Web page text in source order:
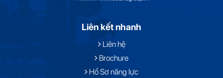
Liên kết nhanh
Liên hệ
Brochure
Hồ Sơ năng lực